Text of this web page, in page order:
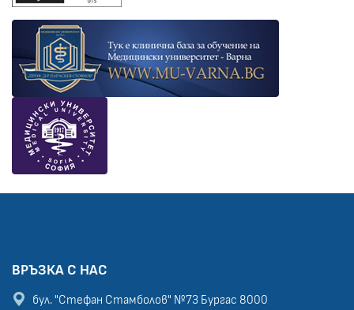
ВРЪЗКА С НАС
бул. "Стефан Стамболов" №73 Бургас 8000